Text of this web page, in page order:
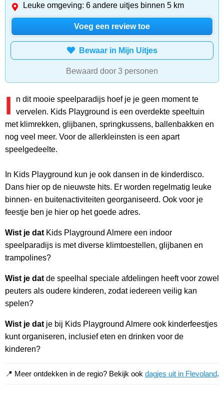
Leuke omgeving: 6 andere uitjes binnen 5 km
Voeg een review toe
Bewaar in Mijn Uitjes
Bewaard door 3 personen
I
n dit mooie speelparadijs hoef je je geen moment te
vervelen. Kids Playground is een overdekte speeltuin
met klimrekken, glijbanen, springkussens, ballenbakken en
nog veel meer. Voor de allerkleinsten is een apart
speelgedeelte.
In Kids Playground kun je ook dansen in de kinderdisco.
Dans hier op de nieuwste hits. Er worden regelmatig leuke
binnen- en buitenactiviteiten georganiseerd. Ook voor je
feestje ben je hier op het goede adres.
Wist je dat Kids Playground Almere een indoor
speelparadijs is met diverse klimtoestellen, glijbanen en
trampolines?
Wist je dat de speelhal speciale afdelingen heeft voor zowel
peuters als oudere kinderen, zodat iedereen veilig kan
spelen?
Wist je dat je bij Kids Playground Almere ook kinderfeestjes
kunt organiseren, inclusief eten en drinken voor de
kinderen?
📍 Meer ontdekken in de regio? Bekijk ook dagjes uit in Flevoland.